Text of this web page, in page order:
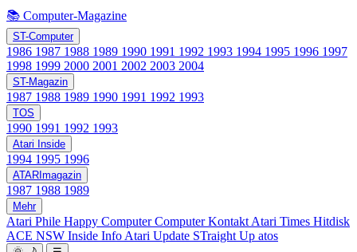
📚 Computer-Magazine
ST-Computer
1986 1987 1988 1989 1990 1991 1992 1993 1994 1995 1996 1997
1998 1999 2000 2001 2002 2003 2004
ST-Magazin
1987 1988 1989 1990 1991 1992 1993
TOS
1990 1991 1992 1993
Atari Inside
1994 1995 1996
ATARImagazin
1987 1988 1989
Mehr
Atari Phile Happy ComputerComputer Kontakt Atari Times Hitdisk
ACE NSW Inside Info Atari Update STraight Up atos